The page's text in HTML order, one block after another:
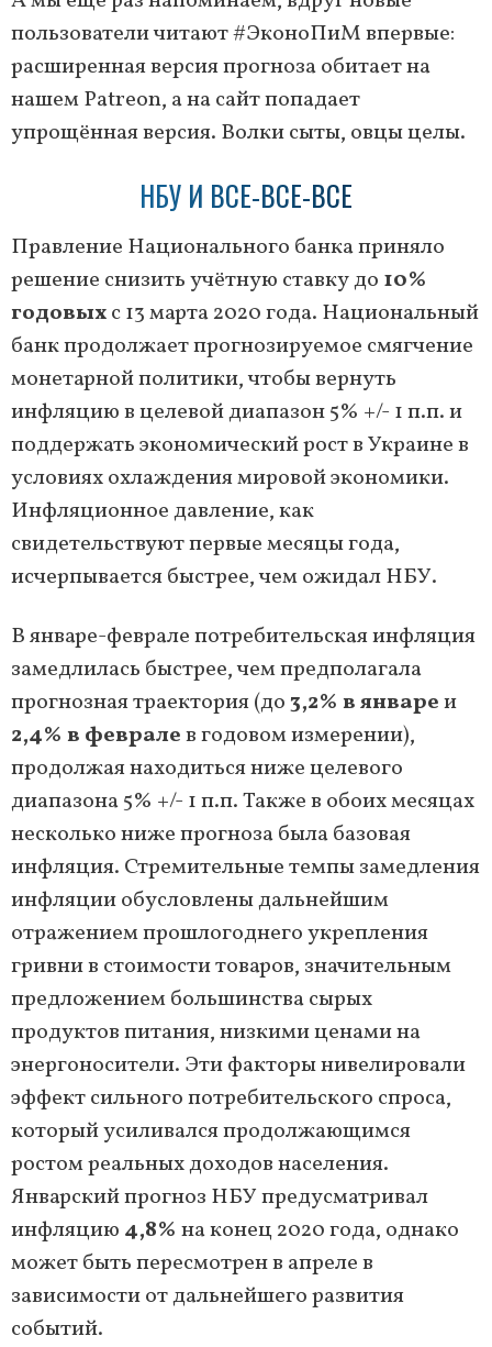
пользователи читают #ЭконоПиМ впервые:
расширенная версия прогноза обитает на
нашем Patreon, а на сайт попадает
упрощённая версия. Волки сыты, овцы целы.
НБУ И ВСЕ-ВСЕ-ВСЕ
Правление Национального банка приняло
решение снизить учётную ставку до 10%
годовыхс 13 марта 2020 года. Национальный
банк продолжает прогнозируемое смягчение
монетарной политики, чтобы вернуть
инфляцию в целевой диапазон 5% +/- 1 п.п. и
поддержать экономический рост в Украине в
условиях охлаждения мировой экономики.
Инфляционное давление, как
свидетельствуют первые месяцы года,
исчерпывается быстрее, чем ожидал НБУ.
В январе-феврале потребительская инфляция
замедлилась быстрее, чем предполагала
прогнозная траектория (до3,2% в январеи
2,4% в февралев годовом измерении),
продолжая находиться ниже целевого
диапазона 5% +/- 1 п.п. Также в обоих месяцах
несколько ниже прогноза была базовая
инфляция. Стремительные темпы замедления
инфляции обусловлены дальнейшим
отражением прошлогоднего укрепления
гривни в стоимости товаров, значительным
предложением большинства сырых
продуктов питания, низкими ценами на
энергоносители. Эти факторы нивелировали
эффект сильного потребительского спроса,
который усиливался продолжающимся
ростом реальных доходов населения.
Январский прогноз НБУ предусматривал
инфляцию 4,8% на конец 2020 года, однако
может быть пересмотрен в апреле в
зависимости от дальнейшего развития
событий.